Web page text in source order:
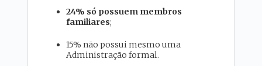
24% só possuem membros
familiares;
15% não possui mesmo uma
Administração formal.